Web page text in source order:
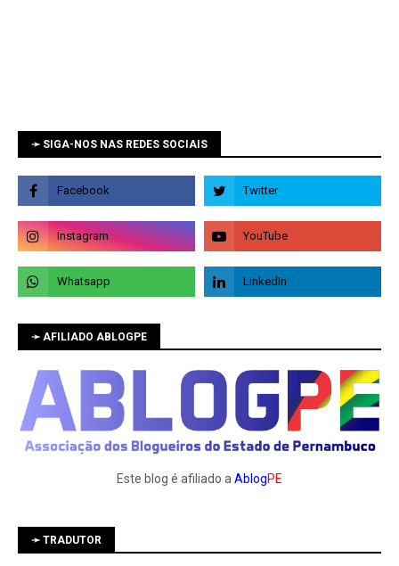
➛ SIGA-NOS NAS REDES SOCIAIS
➛ AFILIADO ABLOGPE
Este blog é afiliado aAblogPE
➛ TRADUTOR